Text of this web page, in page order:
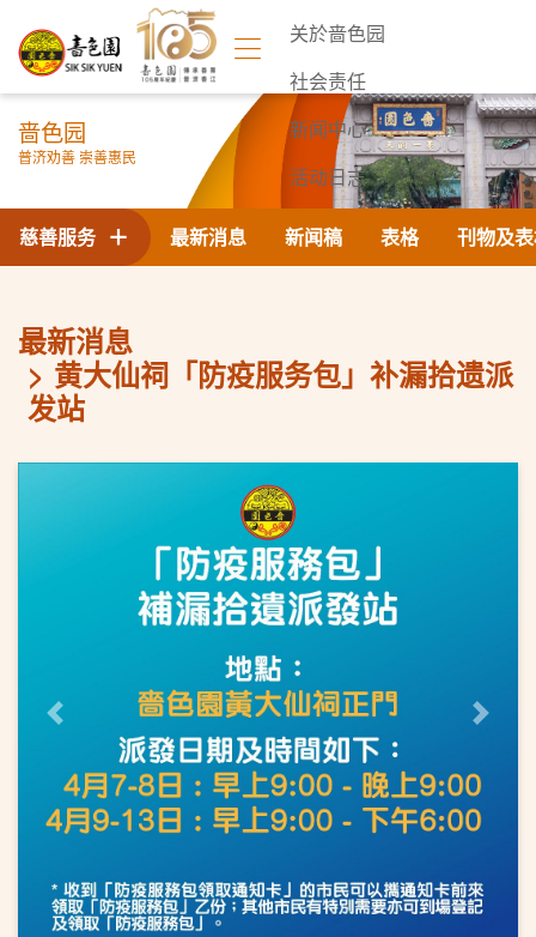
关於啬色园
社会责任
新闻中心
活动日志
联络我们
啬色园
普济劝善 崇善惠民
最新消息 新闻稿 表格 刊物及
慈善服务
最新消息
黄大仙祠「防疫服务包」补漏拾遗派
发站
上一页 下一页